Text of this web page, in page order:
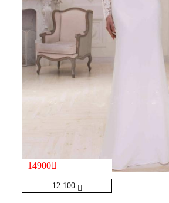
12 100
14900